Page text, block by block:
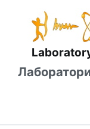
содержимому